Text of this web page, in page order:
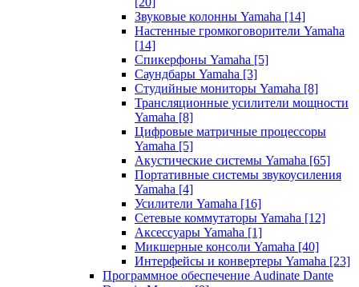
Звуковые колонны Yamaha [14]
Настенные громкоговорители Yamaha
[14]
Спикерфоны Yamaha [5]
Саундбары Yamaha [3]
Студийные мониторы Yamaha [8]
Трансляционные усилители мощности
Yamaha [8]
Цифровые матричные процессоры
Yamaha [5]
Акустические системы Yamaha [65]
Портативные системы звукоусиления
Yamaha [4]
Усилители Yamaha [16]
Сетевые коммутаторы Yamaha [12]
Аксессуары Yamaha [1]
Микшерные консоли Yamaha [40]
Интерфейсы и конвертеры Yamaha [23]
Программное обеспечение Audinate Dante